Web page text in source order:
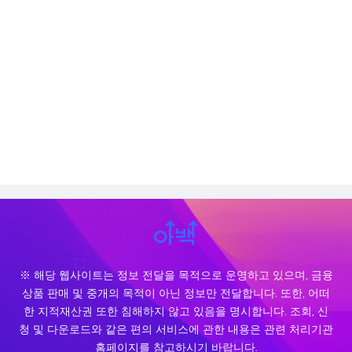
※ 해당 웹사이트는 정보 전달을 목적으로 운영하고 있으며, 금융
상품 판매 및 중개의 목적이 아닌 정보만 전달합니다. 또한, 어떠
한 지적재산권 또한 침해하지 않고 있음을 명시합니다. 조회, 신
청 및 다운로드와 같은 편의 서비스에 관한 내용은 관련 처리기관
홈페이지를 참고하시기 바랍니다.